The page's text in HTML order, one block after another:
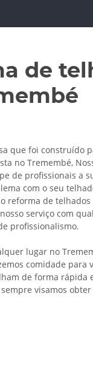
de
que foi construído
no Tremembé,
de profissionais a
com o seu
reforma de
serviço com
profissionalismo.
lugar no
comidade para
de forma rápida
visamos